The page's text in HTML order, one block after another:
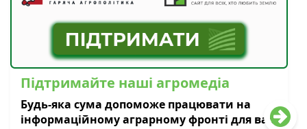
Підтримайте наші агромедіа
Будь-яка сума допоможе працювати на
інформаційному аграрному фронті для вас